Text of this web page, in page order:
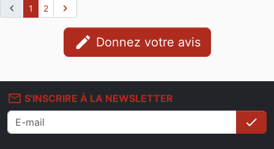
chevron_left 1 2 chevron_right
edit Donnez votre avis
mail_outline S'INSCRIRE À LA NEWSLETTER
check